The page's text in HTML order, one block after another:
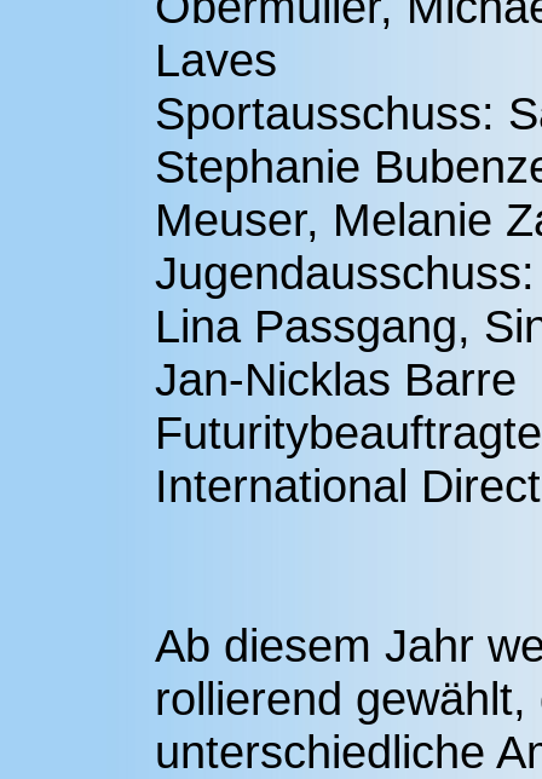
Laves
Sportausschuss:
Stephanie
Meuser, Melanie
Lina Passgang,
Jan-Nicklas Barre
International
Ab diesem Jahr
rollierend
unterschiedliche